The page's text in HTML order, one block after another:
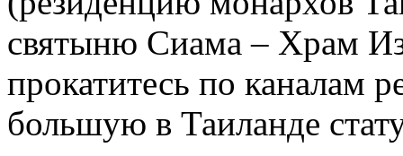
святыню Сиама – Храм
прокатитесь по каналам
большую в Таиланде